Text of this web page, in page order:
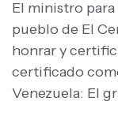
El ministro
pueblo de El
honrar y
certificado
Venezuela: El